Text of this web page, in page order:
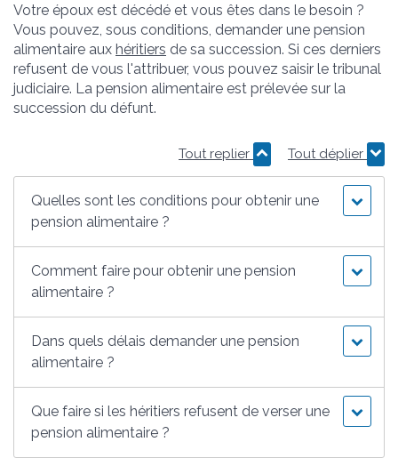
Votre époux est décédé et vous êtes dans le besoin ?
Vous pouvez, sous conditions, demander une pension
alimentaire aux héritiers de sa succession. Si ces derniers
refusent de vous l'attribuer, vous pouvez saisir le tribunal
judiciaire. La pension alimentaire est prélevée sur la
succession du défunt.
Tout replier Tout déplier
Quelles sont les conditions pour obtenir une
pension alimentaire ?
Comment faire pour obtenir une pension
alimentaire ?
Dans quels délais demander une pension
alimentaire ?
Que faire si les héritiers refusent de verser une
pension alimentaire ?